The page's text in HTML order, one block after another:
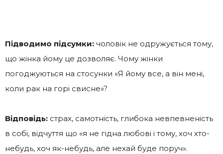
Підводимо підсумки: чоловік не одружується тому,
що жінка йому це дозволяє. Чому жінки
погоджуються на стосунки «Я йому все, а він мені,
коли рак на горі свисне»?
Відповідь: страх, самотність, глибока невпевненість
в собі, відчуття що «я не гідна любові і тому, хоч хто-
небудь, хоч як-небудь, але нехай буде поруч».